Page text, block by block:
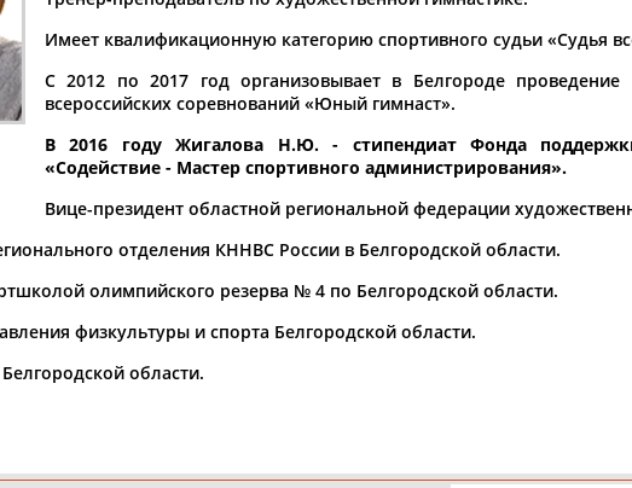
О
П
Дата рождения
чч
Мария
Юлия
Имеет квалификационную категорию спортивного судьи «Судья
С 2012 по 2017 год организовывает в Белгороде
всероссийских соревнований «Юный гимнаст».
В 2016 году Жигалова Н.Ю. - стипендиат Фонда
«Содействие - Мастер спортивного администрирования».
Вице-президент областной региональной федерации
отделения КННВС России в Белгородской области.
олимпийского резерва № 4 по Белгородской области.
физкультуры и спорта Белгородской области.
области.